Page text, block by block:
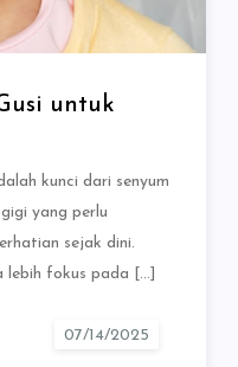
untuk
kunci dari senyum
yang perlu
sejak dini.
lebih fokus pada […]